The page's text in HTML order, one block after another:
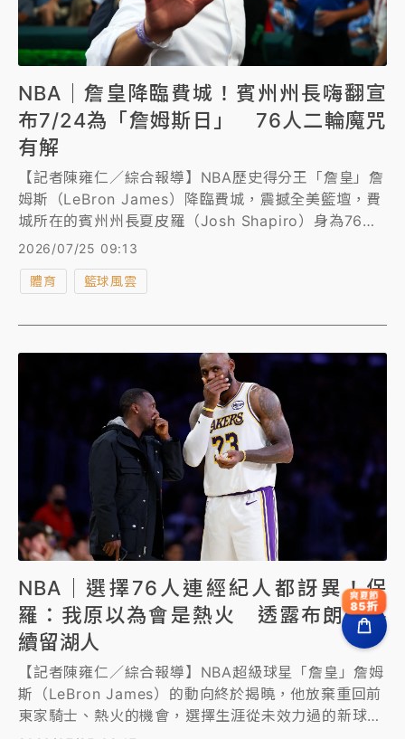
NBA｜詹皇降臨費城！賓州州長嗨翻宣
布7/24為「詹姆斯日」 76人二輪魔咒
有解
【記者陳雍仁／綜合報導】NBA歷史得分王「詹皇」詹
姆斯（LeBron James）降臨費城，震撼全美籃壇，費
城所在的賓州州長夏皮羅（Josh Shapiro）身為76人
的鐵粉更是嗨到不行，他在推特發表聲明公告美國時間
7月24日將訂為「詹姆斯日（LeBron James
Day）」。
2026/07/25 09:13
體育 籃球風雲
NBA｜選擇76人連經紀人都訝異！保
羅：我原以為會是熱火 透露布朗尼將
續留湖人
【記者陳雍仁／綜合報導】NBA超級球星「詹皇」詹姆
斯（LeBron James）的動向終於揭曉，他放棄重回前
東家騎士、熱火的機會，選擇生涯從未效力過的新球隊
爽夏節
85折